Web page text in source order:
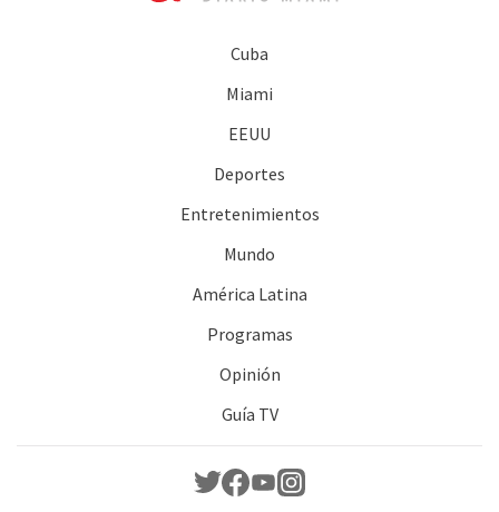
Cuba
Miami
EEUU
Deportes
Entretenimientos
Mundo
América Latina
Programas
Opinión
Guía TV